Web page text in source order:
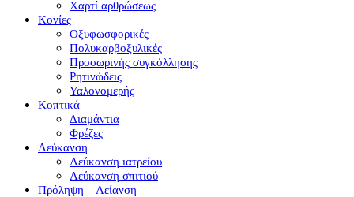
Χαρτί αρθρώσεως
Κονίες
Οξυφωσφορικές
Πολυκαρβοξυλικές
Προσωρινής συγκόλλησης
Ρητινώδεις
Υαλονομερής
Κοπτικά
Διαμάντια
Φρέζες
Λεύκανση
Λεύκανση ιατρείου
Λεύκανση σπιτιού
Πρόληψη – Λείανση